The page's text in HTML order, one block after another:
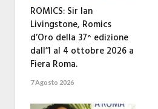
ROMICS: Sir Ian
Livingstone, Romics
d’Oro della 37^ edizione
dall’1 al 4 ottobre 2026 a
Fiera Roma.
7 Agosto 2026